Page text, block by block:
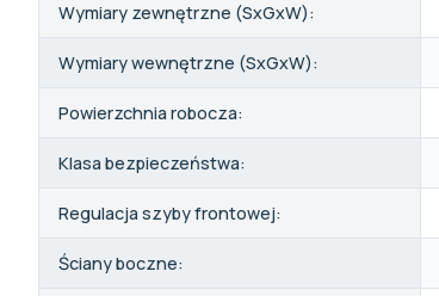
Wymiary zewnętrzne (SxGxW):
Wymiary wewnętrzne (SxGxW):
Powierzchnia robocza:
Klasa bezpieczeństwa:
Regulacja szyby frontowej:
Ściany boczne: